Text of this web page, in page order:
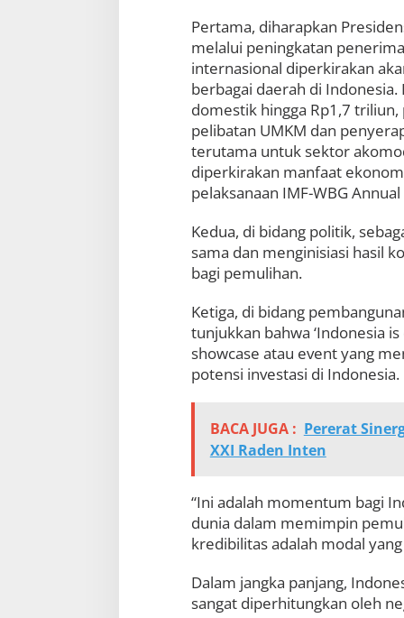
Pertama, diharapkan
melalui peningkatan
internasional diperkirakan
berbagai daerah di
domestik hingga Rp1,7
pelibatan UMKM dan
terutama untuk sektor
diperkirakan manfaat
pelaksanaan IMF-WBG
Kedua, di bidang politik,
sama dan menginisiasi hasil
bagi pemulihan.
Ketiga, di bidang
tunjukkan bahwa ‘Indonesia
showcase atau event yang
potensi investasi di Indonesia.
BACA JUGA : Pererat
XXI Raden Inten
“Ini adalah momentum bagi
dunia dalam memimpin
kredibilitas adalah modal
Dalam jangka panjang,
sangat diperhitungkan oleh